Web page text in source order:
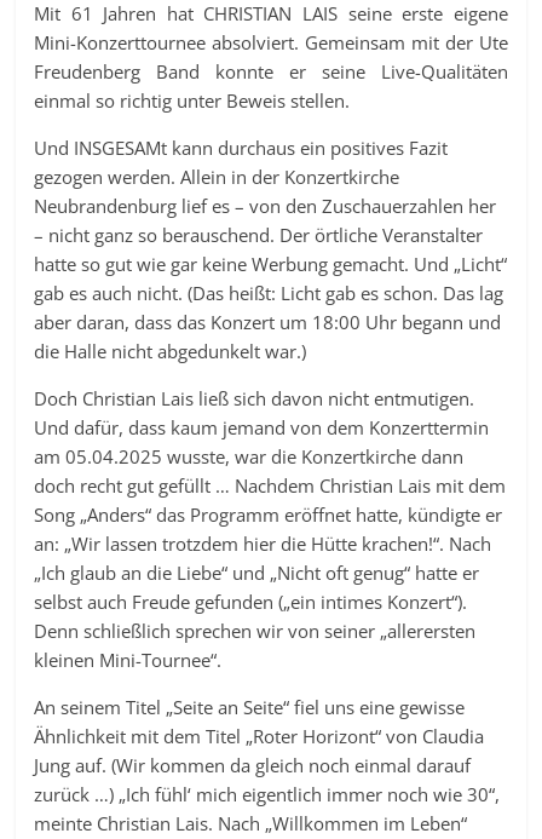
Mit 61 Jahren hat CHRISTIAN LAIS seine erste eigene
Mini-Konzerttournee absolviert. Gemeinsam mit der Ute
Freudenberg Band konnte er seine Live-Qualitäten
einmal so richtig unter Beweis stellen.
Und INSGESAMt kann durchaus ein positives Fazit
gezogen werden. Allein in der Konzertkirche
Neubrandenburg lief es – von den Zuschauerzahlen her
– nicht ganz so berauschend. Der örtliche Veranstalter
hatte so gut wie gar keine Werbung gemacht. Und „Licht“
gab es auch nicht. (Das heißt: Licht gab es schon. Das lag
aber daran, dass das Konzert um 18:00 Uhr begann und
die Halle nicht abgedunkelt war.)
Doch Christian Lais ließ sich davon nicht entmutigen.
Und dafür, dass kaum jemand von dem Konzerttermin
am 05.04.2025 wusste, war die Konzertkirche dann
doch recht gut gefüllt … Nachdem Christian Lais mit dem
Song „Anders“ das Programm eröffnet hatte, kündigte er
an: „Wir lassen trotzdem hier die Hütte krachen!“. Nach
„Ich glaub an die Liebe“ und „Nicht oft genug“ hatte er
selbst auch Freude gefunden („ein intimes Konzert“).
Denn schließlich sprechen wir von seiner „allerersten
kleinen Mini-Tournee“.
An seinem Titel „Seite an Seite“ fiel uns eine gewisse
Ähnlichkeit mit dem Titel „Roter Horizont“ von Claudia
Jung auf. (Wir kommen da gleich noch einmal darauf
zurück …) „Ich fühl‘ mich eigentlich immer noch wie 30“,
meinte Christian Lais. Nach „Willkommen im Leben“